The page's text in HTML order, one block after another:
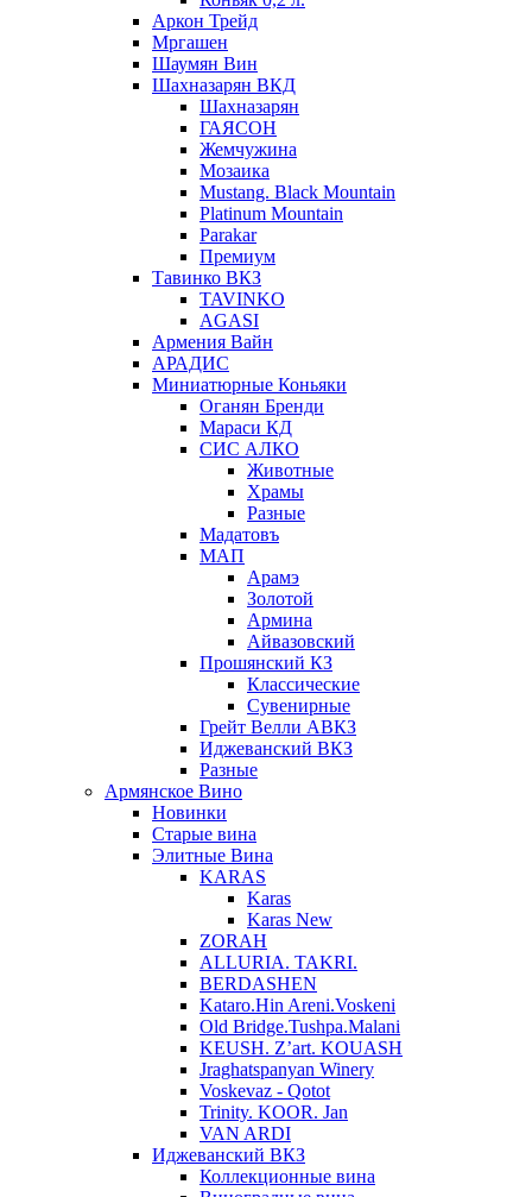
Аркон Трейд
Мргашен
Шаумян Вин
Шахназарян ВКД
Шахназарян
ГАЯСОН
Жемчужина
Мозаика
Mustang. Black Mountain
Platinum Mountain
Parakar
Премиум
Тавинко ВКЗ
TAVINKO
AGASI
Армения Вайн
АРАДИС
Миниатюрные Коньяки
Оганян Бренди
Мараси КД
СИС АЛКО
Животные
Храмы
Разные
Мадатовъ
МАП
Арамэ
Золотой
Армина
Айвазовский
Прошянский КЗ
Классические
Сувенирные
Грейт Велли АВКЗ
Иджеванский ВКЗ
Разные
Армянское Вино
Новинки
Старые вина
Элитные Вина
KARAS
Karas
Karas New
ZORAH
ALLURIA. TAKRI.
BERDASHEN
Kataro.Hin Areni.Voskeni
Old Bridge.Tushpa.Malani
KEUSH. Z’art. KOUASH
Jraghatspanyan Winery
Voskevaz - Qotot
Trinity. KOOR. Jan
VAN ARDI
Иджеванский ВКЗ
Коллекционные вина